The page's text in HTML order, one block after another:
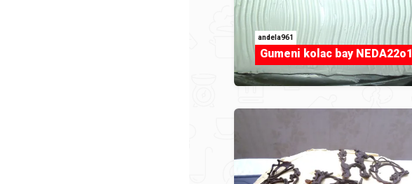
andela961
Gumeni kolac bay NEDA22o1